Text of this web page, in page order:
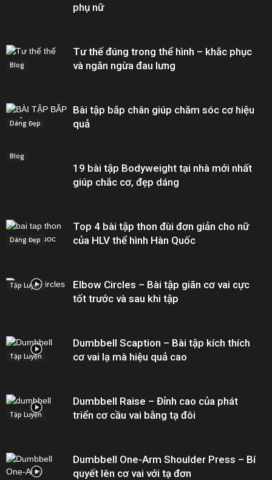
phụ nữ
Blog
Tư thế đúng trong thể hình – khắc phục
và ngăn ngừa đau lưng
Dáng Đẹp
Bài tập bắp chân giúp chăm sóc cơ hiệu
quả
Blog
19 bài tập Bodyweight tại nhà mới nhất
giúp chắc cơ, đẹp dáng
Dáng Đẹp
Top 4 bài tập thon đùi đơn giản cho nữ
của HLV thể hình Hàn Quốc
Tập Luyện
Elbow Circles – Bài tập giãn cơ vai cực
tốt trước và sau khi tập
Tập Luyện
Dumbbell Scaption – Bài tập kích thích
cơ vai lạ mà hiệu quả cao
Tập Luyện
Dumbbell Raise – Đỉnh cao của phát
triển cơ cầu vai bằng tạ đôi
Dumbbell One-Arm Shoulder Press – Bí
quyết lên cơ vai với tạ đơn